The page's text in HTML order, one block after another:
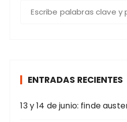
ENTRADAS RECIENTES
13 y 14 de junio: finde